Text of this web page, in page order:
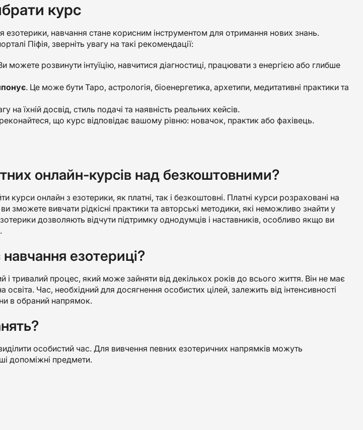
курс
езотерики, навчання стане корисним інструментом для отримання нових знань.
Піфія, зверніть увагу на такі рекомендації:
можете розвинути інтуїцію, навчитися діагностиці, працювати з енергією або глибше
. Це може бути Таро, астрологія, біоенергетика, архетипи, медитативні практики та
на їхній досвід, стиль подачі та наявність реальних кейсів.
що курс відповідає вашому рівню: новачок, практик або фахівець.
онлайн-курсів над безкоштовними?
онлайн з езотерики, як платні, так і безкоштовні. Платні курси розраховані на
зможете вивчати рідкісні практики та авторські методики, які неможливо знайти у
дозволяють відчути підтримку однодумців і наставників, особливо якщо ви
езотериці?
і тривалий процес, який може зайняти від декількох років до всього життя. Він не має
освіта. Час, необхідний для досягнення особистих цілей, залежить від інтенсивності
в обраний напрямок.
особистий час. Для вивчення певних езотеричних напрямків можуть
допоміжні предмети.